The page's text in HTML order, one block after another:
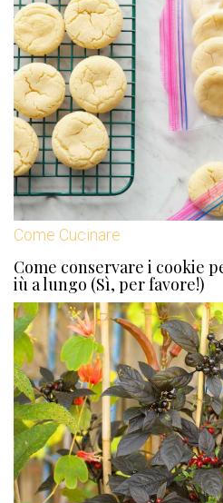
Come Cucinare
Come conservare i cookie
iù a lungo (Sì, per favore!)